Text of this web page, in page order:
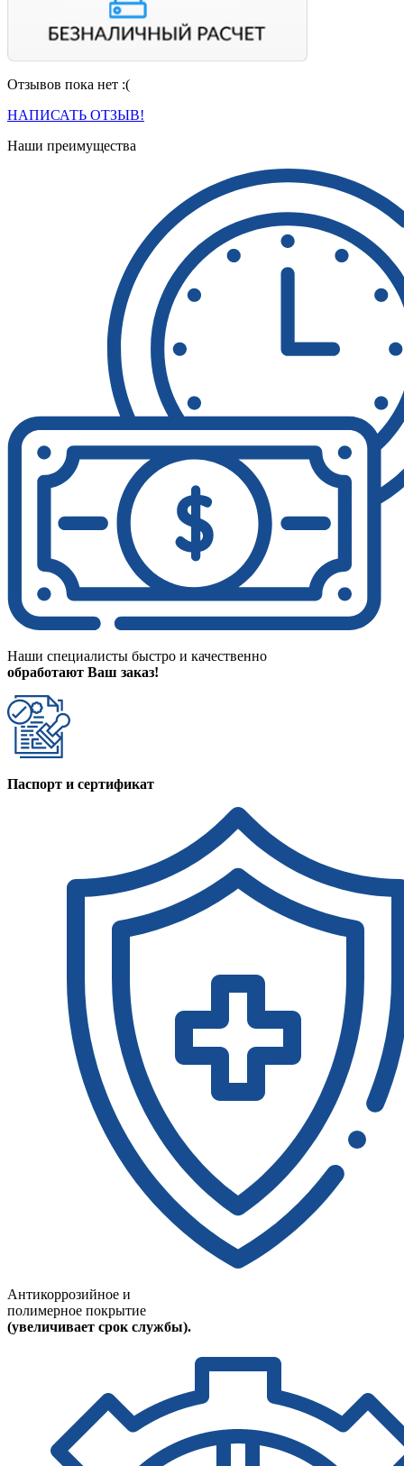
Вы можете оплатить свой заказ по безналичному расчету
счет на оплату.
Отзывов пока нет :(
НАПИСАТЬ ОТЗЫВ!
Наши преимущества
Наши специалисты быстро и качественно
обработают Ваш заказ!
Паспорт и сертификат
Антикоррозийное и
полимерное покрытие
(увеличивает срок службы).